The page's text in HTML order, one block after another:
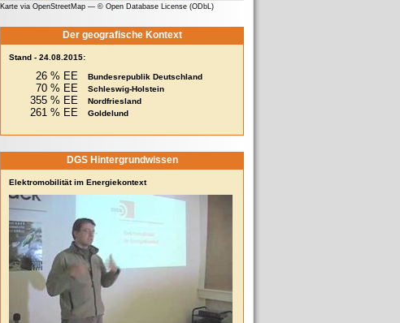
Karte via OpenStreetMap — © Open Database License (ODbL)
Der geografische Kontext
Stand - 24.08.2015:
26 % EE Bundesrepublik Deutschland
70 % EE Schleswig-Holstein
355 % EE Nordfriesland
261 % EE Goldelund
DGS Hintergrundwissen
Elektromobilität im Energiekontext